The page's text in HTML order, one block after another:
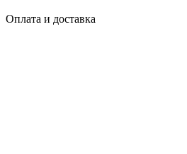
Оплата и доставка